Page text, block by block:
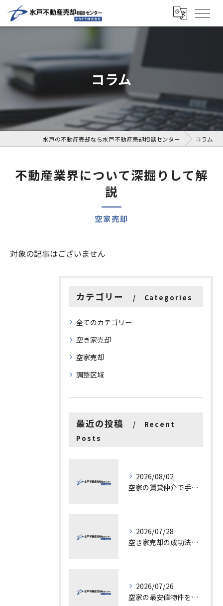
コラム
水戸の不動産売却なら水戸不動産売却相談センター コラム
不動産業界について深掘りして解
説
空家売却
対象の記事はございません
カテゴリー Categories
全てのカテゴリー
空き家売却
空家売却
調整区域
最近の投稿
Recent
Posts
2026/08/02
空家の賃貸仲介で手数料と上限を徹底解説し200万円物件の注意点も紹介
2026/07/28
空き家売却の成功法と注意点
2026/07/26
空家の最安値物件を茨城県水戸市つくば市で探す方法と賢い売却ポイントを徹底解説